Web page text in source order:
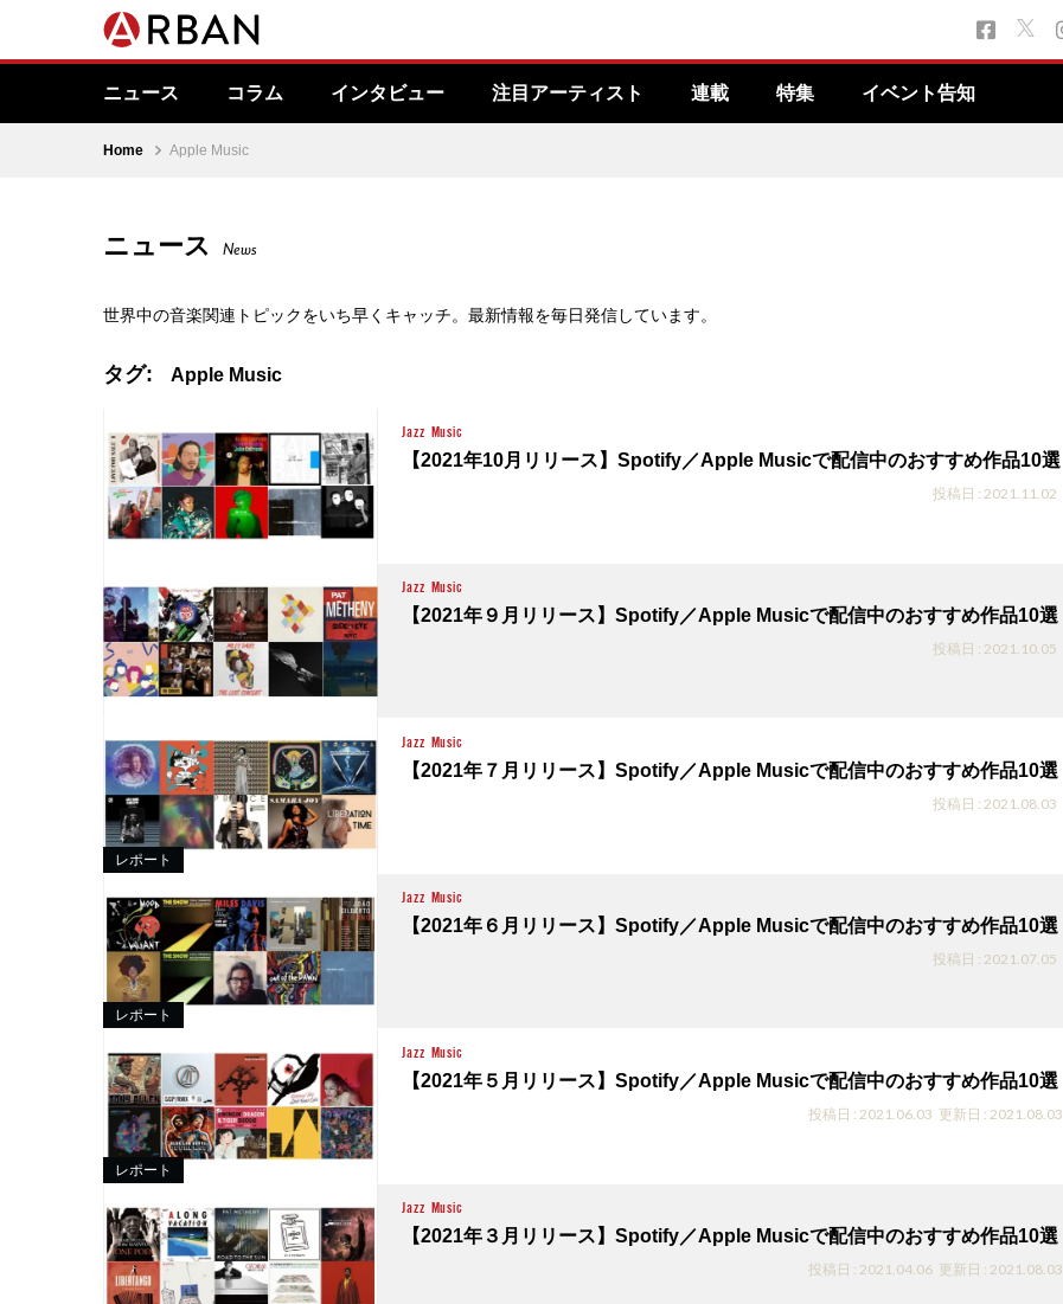
ニュース コラム インタビュー 注目アーティスト 連載 特集 イベント告知
Home Apple Music
ニュース News
世界中の音楽関連トピックをいち早くキャッチ。最新情報を毎日発信しています。
タグ: Apple Music
Jazz Music
【2021年10月リリース】Spotify／Apple Musicで配信中のおすすめ作品10選
投稿日 : 2021.11.02
Jazz Music
【2021年９月リリース】Spotify／Apple Musicで配信中のおすすめ作品10選
投稿日 : 2021.10.05
レポート
Jazz Music
【2021年７月リリース】Spotify／Apple Musicで配信中のおすすめ作品10選
投稿日 : 2021.08.03
レポート
Jazz Music
【2021年６月リリース】Spotify／Apple Musicで配信中のおすすめ作品10選
投稿日 : 2021.07.05
レポート
Jazz Music
【2021年５月リリース】Spotify／Apple Musicで配信中のおすすめ作品10選
投稿日 : 2021.06.03 更新日 : 2021.08.03
Jazz Music
【2021年３月リリース】Spotify／Apple Musicで配信中のおすすめ作品10選
投稿日 : 2021.04.06 更新日 : 2021.08.03